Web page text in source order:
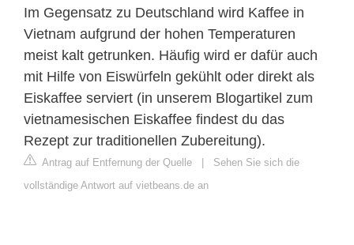
Im Gegensatz zu Deutschland wird Kaffee in
Vietnam aufgrund der hohen Temperaturen
meist kalt getrunken. Häufig wird er dafür auch
mit Hilfe von Eiswürfeln gekühlt oder direkt als
Eiskaffee serviert (in unserem Blogartikel zum
vietnamesischen Eiskaffee findest du das
Rezept zur traditionellen Zubereitung).
Antrag auf Entfernung der Quelle | Sehen Sie sich die
vollständige Antwort auf vietbeans.de an